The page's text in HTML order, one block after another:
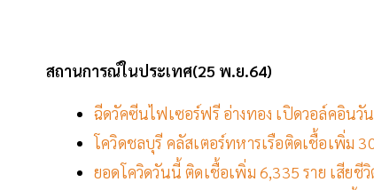
สถานการณ์ในประเทศ(25 พ.ย.64)
ฉีดวัคซีนไฟเซอร์ฟรี อ่างทอง เปิดวอล์คอินวั
โควิดชลบุรี คลัสเตอร์ทหารเรือติดเชื้อเพิ่ม
ยอดโควิดวันนี้ ติดเชื้อเพิ่ม 6,335 ราย เสียชี